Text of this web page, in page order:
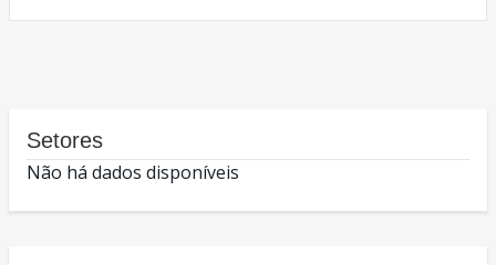
Setores
Não há dados disponíveis